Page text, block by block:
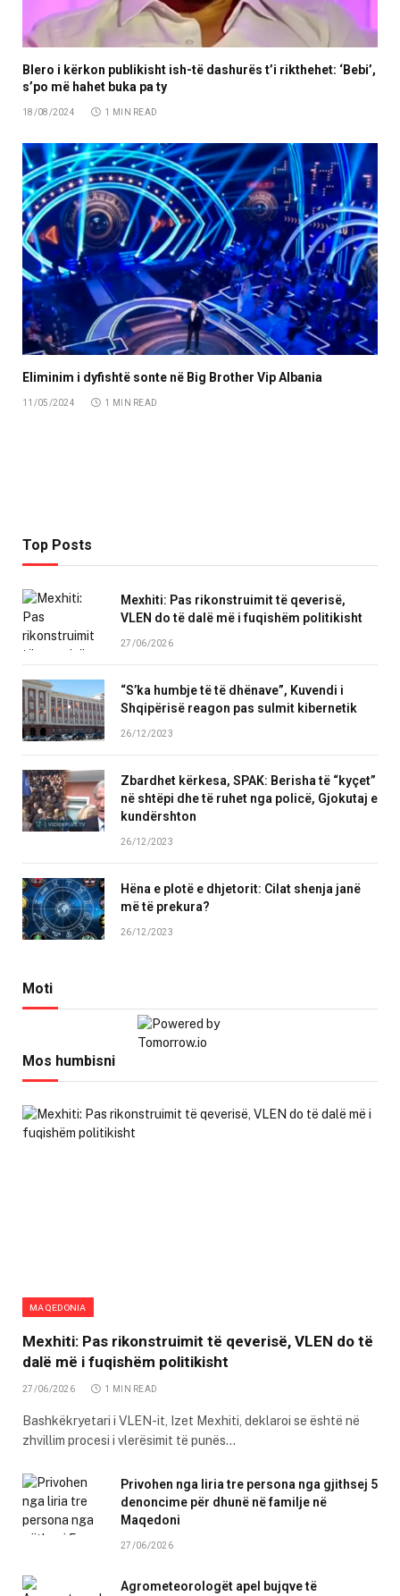
Blero i kërkon publikisht ish-të dashurës t’i rikthehet: ‘Bebi’,
s’po më hahet buka pa ty
18/08/2024 1 MIN READ
Eliminim i dyfishtë sonte në Big Brother Vip Albania
11/05/2024 1 MIN READ
Top Posts
Mexhiti: Pas rikonstruimit të qeverisë,
VLEN do të dalë më i fuqishëm politikisht
27/06/2026
“S’ka humbje të të dhënave”, Kuvendi i
Shqipërisë reagon pas sulmit kibernetik
26/12/2023
Zbardhet kërkesa, SPAK: Berisha të “kyçet”
në shtëpi dhe të ruhet nga policë, Gjokutaj e
kundërshton
26/12/2023
Hëna e plotë e dhjetorit: Cilat shenja janë
më të prekura?
26/12/2023
Moti
Mos humbisni
MAQEDONIA
Mexhiti: Pas rikonstruimit të qeverisë, VLEN do të
dalë më i fuqishëm politikisht
27/06/2026 1 MIN READ
Bashkëkryetari i VLEN-it, Izet Mexhiti, deklaroi se është në
zhvillim procesi i vlerësimit të punës…
Privohen nga liria tre persona nga gjithsej 5
denoncime për dhunë në familje në
Maqedoni
27/06/2026
Agrometeorologët apel bujqve të